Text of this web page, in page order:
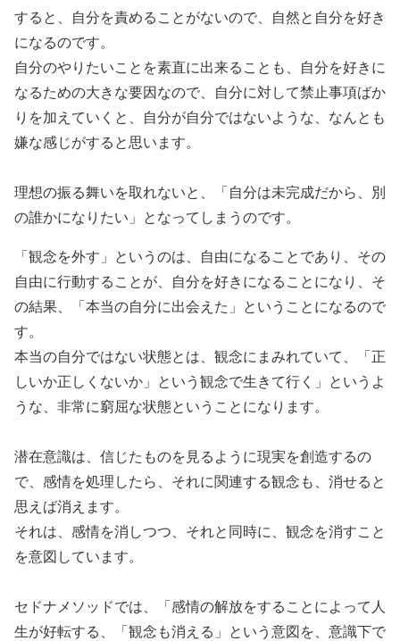
すると、自分を責めることがないので、自然と自分を好き
になるのです。
自分のやりたいことを素直に出来ることも、自分を好きに
なるための大きな要因なので、自分に対して禁止事項ばか
りを加えていくと、自分が自分ではないような、なんとも
嫌な感じがすると思います。
理想の振る舞いを取れないと、「自分は未完成だから、別
の誰かになりたい」となってしまうのです。
「観念を外す」というのは、自由になることであり、その
自由に行動することが、自分を好きになることになり、そ
の結果、「本当の自分に出会えた」ということになるので
す。
本当の自分ではない状態とは、観念にまみれていて、「正
しいか正しくないか」という観念で生きて行く」というよ
うな、非常に窮屈な状態ということになります。
潜在意識は、信じたものを見るように現実を創造するの
で、感情を処理したら、それに関連する観念も、消せると
思えば消えます。
それは、感情を消しつつ、それと同時に、観念を消すこと
を意図しています。
セドナメソッドでは、「感情の解放をすることによって人
生が好転する、「観念も消える」という意図を、意識下で